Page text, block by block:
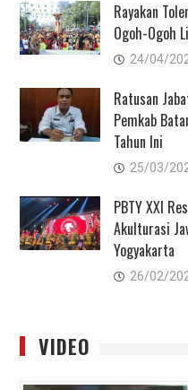
Rayakan
Ogoh-Ogoh
24/04/
Ratusan
Pemkab
Tahun Ini
25/03/
PBTY XXI
Akulturasi
Yogyakarta
26/02/
VIDEO